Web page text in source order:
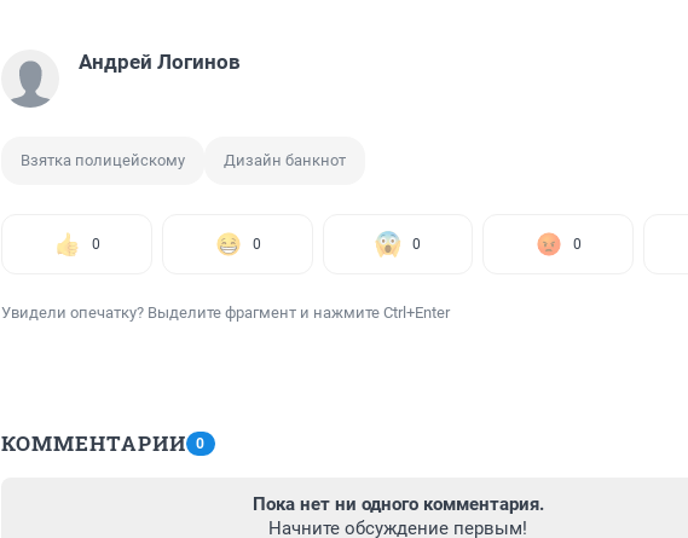
Андрей Логинов
Взятка полицейскому Дизайн банкнот
0 0 0 0
Увидели опечатку? Выделите фрагмент и нажмите Ctrl+Enter
КОММЕНТАРИИ 0
Пока нет ни одного комментария.
Начните обсуждение первым!